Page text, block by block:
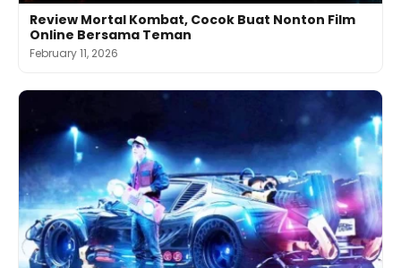
Review Mortal Kombat, Cocok Buat Nonton Film
Online Bersama Teman
February 11, 2026